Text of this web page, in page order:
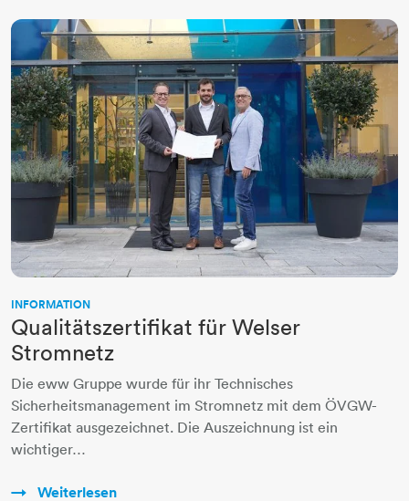
INFORMATION
Qualitätszertifikat für Welser
Stromnetz
Die eww Gruppe wurde für ihr Technisches
Sicherheitsmanagement im Stromnetz mit dem ÖVGW-
Zertifikat ausgezeichnet. Die Auszeichnung ist ein
wichtiger…
Weiterlesen